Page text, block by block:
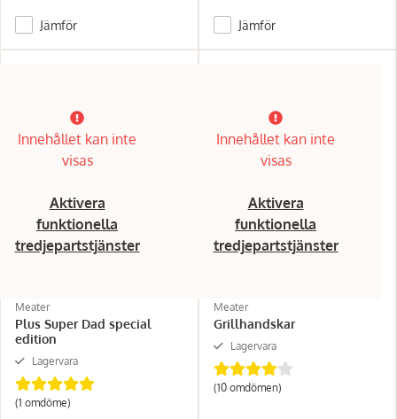
Jämför Jämför
Innehållet kan inte
visas
Aktivera
funktionella
tredjepartstjänster
Meater
Plus Super Dad special
edition
Lagervara
(1 omdöme)
Innehållet kan inte
visas
Aktivera
funktionella
tredjepartstjänster
Meater
Grillhandskar
Lagervara
(10 omdömen)